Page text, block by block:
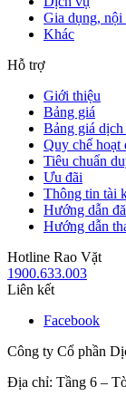
Gia dụng, nội
Khác
Hỗ trợ
Giới thiệu
Bảng giá
Bảng giá dịch
Quy chế hoạt
Tiêu chuẩn
Ưu đãi
Thông tin tài
Hướng dẫn
Hướng dẫn
Hotline Rao Vặt
1900.633.003
Liên kết
Facebook
Công ty Cổ phần
Địa chỉ: Tầng 6 –